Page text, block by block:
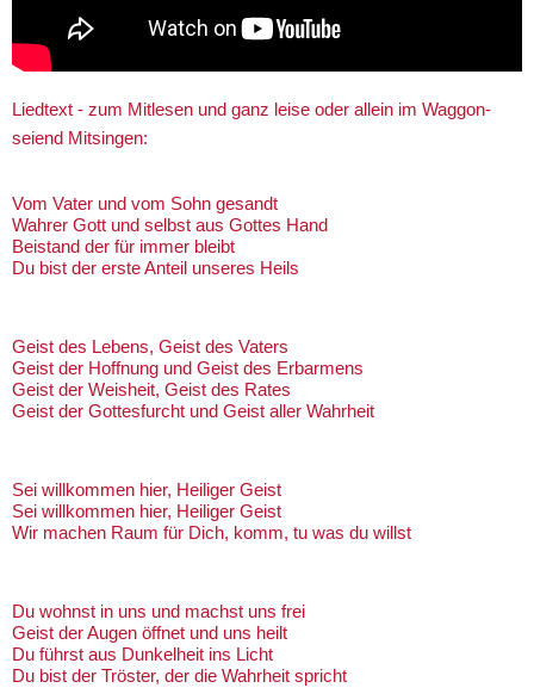
Liedtext - zum Mitlesen und ganz leise oder allein im Waggon-
seiend Mitsingen:
Vom Vater und vom Sohn gesandt
Wahrer Gott und selbst aus Gottes Hand
Beistand der für immer bleibt
Du bist der erste Anteil unseres Heils
Geist des Lebens, Geist des Vaters
Geist der Hoffnung und Geist des Erbarmens
Geist der Weisheit, Geist des Rates
Geist der Gottesfurcht und Geist aller Wahrheit
Sei willkommen hier, Heiliger Geist
Sei willkommen hier, Heiliger Geist
Wir machen Raum für Dich, komm, tu was du willst
Du wohnst in uns und machst uns frei
Geist der Augen öffnet und uns heilt
Du führst aus Dunkelheit ins Licht
Du bist der Tröster, der die Wahrheit spricht